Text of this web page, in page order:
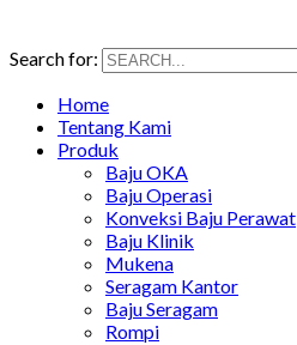
Search for:
Home
Tentang Kami
Produk
Baju OKA
Baju Operasi
Konveksi Baju Perawat
Baju Klinik
Mukena
Seragam Kantor
Baju Seragam
Rompi